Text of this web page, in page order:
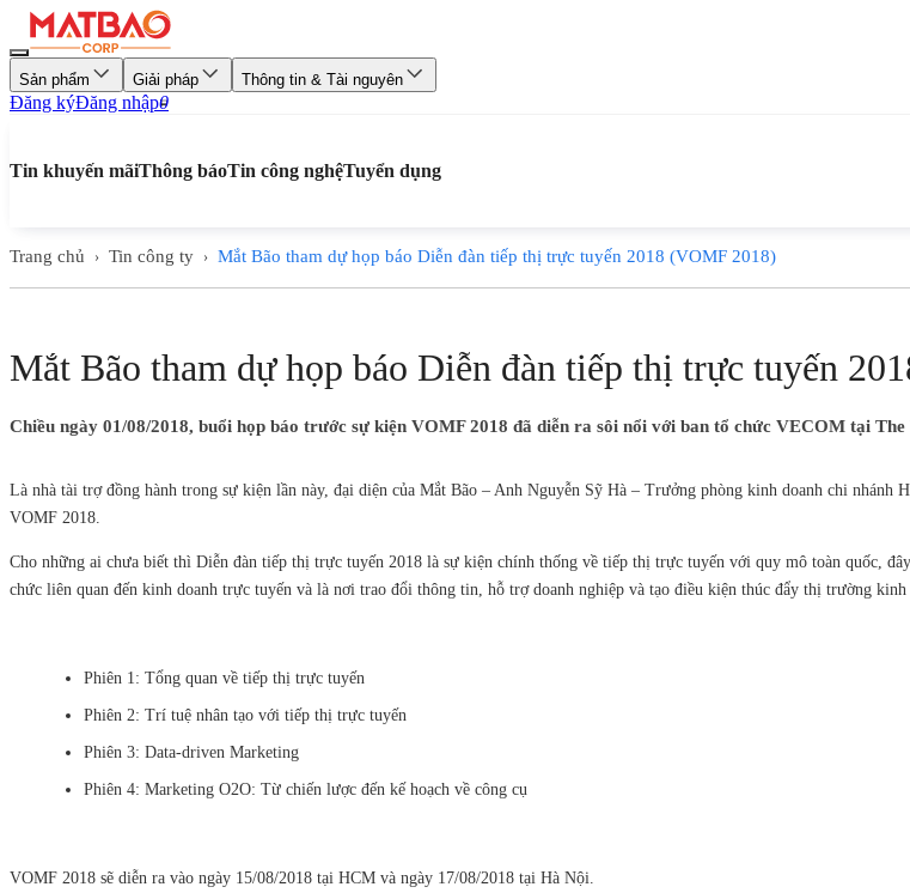
Sản phẩm Giải pháp Thông tin & Tài nguyên
Đăng kýĐăng nhập0
Tin khuyến mãiThông báoTin công nghệTuyển dụng
Trang chủ › Tin công ty › Mắt Bão tham dự họp báo Diễn đàn tiếp thị trực tuyến 2018 (VOMF 2018)
Mắt Bão tham dự họp báo Diễn đàn tiếp thị trực tuyến
Chiều ngày 01/08/2018, buổi họp báo trước sự kiện VOMF 2018 đã diễn ra sôi nổi với ban tổ chức VECOM tại
Là nhà tài trợ đồng hành trong sự kiện lần này, đại diện của Mắt Bão – Anh Nguyễn Sỹ Hà – Trưởng phòng kinh doanh chi nhánh
VOMF 2018.
Cho những ai chưa biết thì Diễn đàn tiếp thị trực tuyến 2018 là sự kiện chính thống về tiếp thị trực tuyến với quy mô toàn quốc,
chức liên quan đến kinh doanh trực tuyến và là nơi trao đổi thông tin, hỗ trợ doanh nghiệp và tạo điều kiện thúc đẩy thị trường
Phiên 1: Tổng quan về tiếp thị trực tuyến
Phiên 2: Trí tuệ nhân tạo với tiếp thị trực tuyến
Phiên 3: Data-driven Marketing
Phiên 4: Marketing O2O: Từ chiến lược đến kế hoạch về công cụ
VOMF 2018 sẽ diễn ra vào ngày 15/08/2018 tại HCM và ngày 17/08/2018 tại Hà Nội.